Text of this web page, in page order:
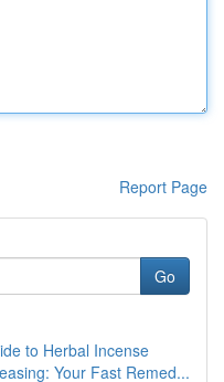
Report Page
Go
to Herbal Incense
Your Fast Remed...